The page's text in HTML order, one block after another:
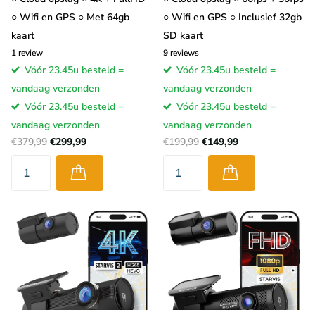
○ Wifi en GPS ○ Met 64gb
kaart
1review
Vóór 23.45u besteld =
vandaag verzonden
Vóór 23.45u besteld =
vandaag verzonden
€379,99 €299,99
○ Wifi en GPS ○ Inclusief 32gb
SD kaart
9reviews
Vóór 23.45u besteld =
vandaag verzonden
Vóór 23.45u besteld =
vandaag verzonden
€199,99 €149,99